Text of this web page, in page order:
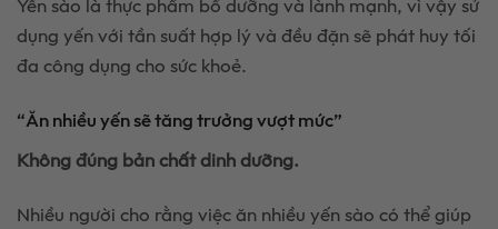
Yến sào là thực phẩm bổ dưỡng và lành mạnh, vì vậy sử
dụng yến với tần suất hợp lý và đều đặn sẽ phát huy tối
đa công dụng cho sức khoẻ.
“Ăn nhiều yến sẽ tăng trưởng vượt mức”
Không đúng bản chất dinh dưỡng.
Nhiều người cho rằng việc ăn nhiều yến sào có thể giúp